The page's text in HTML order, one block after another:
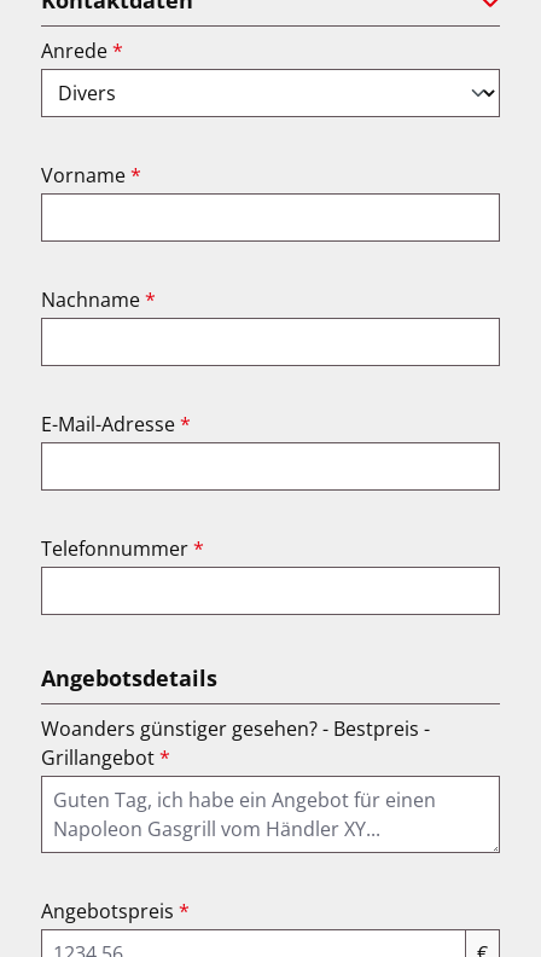
Anrede*
Vorname*
Nachname*
E-Mail-Adresse*
Telefonnummer*
Angebotsdetails
Woanders günstiger gesehen? - Bestpreis -
Grillangebot*
Angebotspreis *